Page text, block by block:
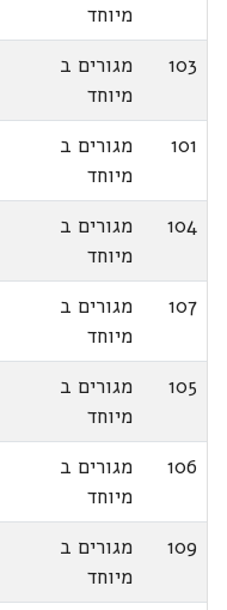
מיוחד
103
מגורים ב
מיוחד
101
מגורים ב
מיוחד
104
מגורים ב
מיוחד
107
מגורים ב
מיוחד
105
מגורים ב
מיוחד
106
מגורים ב
מיוחד
109
מגורים ב
מיוחד